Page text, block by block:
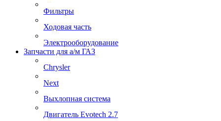
Фильтры
Ходовая часть
Электрооборудование
Запчасти для а/м ГАЗ
Chrysler
Next
Выхлопная система
Двигатель Evotech 2.7